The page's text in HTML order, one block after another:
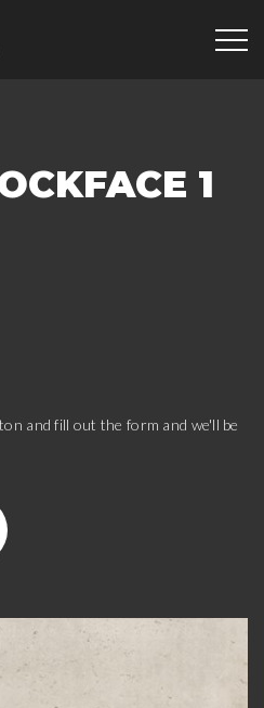
1
and fill out the form and we'll be